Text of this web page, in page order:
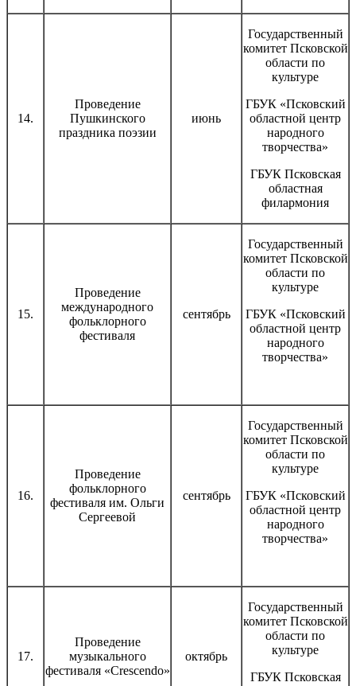
14.
Проведение
Пушкинского
праздника поэзии
июнь
Государственный
комитет Псковской
области по
культуре
ГБУК «Псковский
областной центр
народного
творчества»
ГБУК Псковская
областная
филармония
15.
Проведение
международного
фольклорного
фестиваля
сентябрь
Государственный
комитет Псковской
области по
культуре
ГБУК «Псковский
областной центр
народного
творчества»
16.
Проведение
фольклорного
фестиваля им. Ольги
Сергеевой
сентябрь
Государственный
комитет Псковской
области по
культуре
ГБУК «Псковский
областной центр
народного
творчества»
17.
Проведение
музыкального
фестиваля «Crescendo»
октябрь
Государственный
комитет Псковской
области по
культуре
ГБУК Псковская